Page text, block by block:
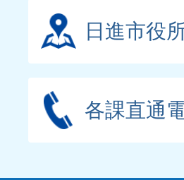
日進市役
各課直通